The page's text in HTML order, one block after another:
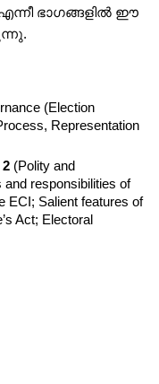
ഭാഗങ്ങളിൽ ഈ
(Election
Representation
2 (Polity and
responsibilities of
ECI; Salient features of
Act; Electoral